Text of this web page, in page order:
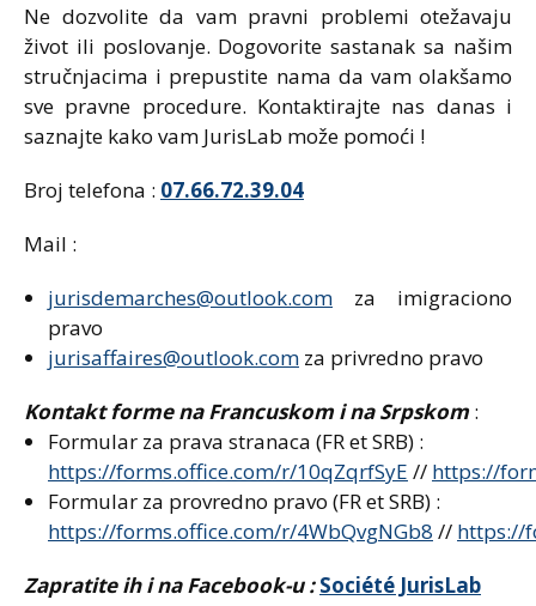
Ne dozvolite da vam pravni problemi otežavaju
život ili poslovanje. Dogovorite sastanak sa našim
stručnjacima i prepustite nama da vam olakšamo
sve pravne procedure. Kontaktirajte nas danas i
saznajte kako vam JurisLab može pomoći !
Broj telefona : 07.66.72.39.04
Mail :
jurisdemarches@outlook.com za imigraciono
pravo
jurisaffaires@outlook.com za privredno pravo
Kontakt forme na Francuskom i na Srpskom :
Formular za prava stranaca (FR et SRB) :
https://forms.office.com/r/10qZqrfSyE // https://
Formular za provredno pravo (FR et SRB) :
https://forms.office.com/r/4WbQvgNGb8 // https://
Zapratite ih i na Facebook-u :Société JurisLab